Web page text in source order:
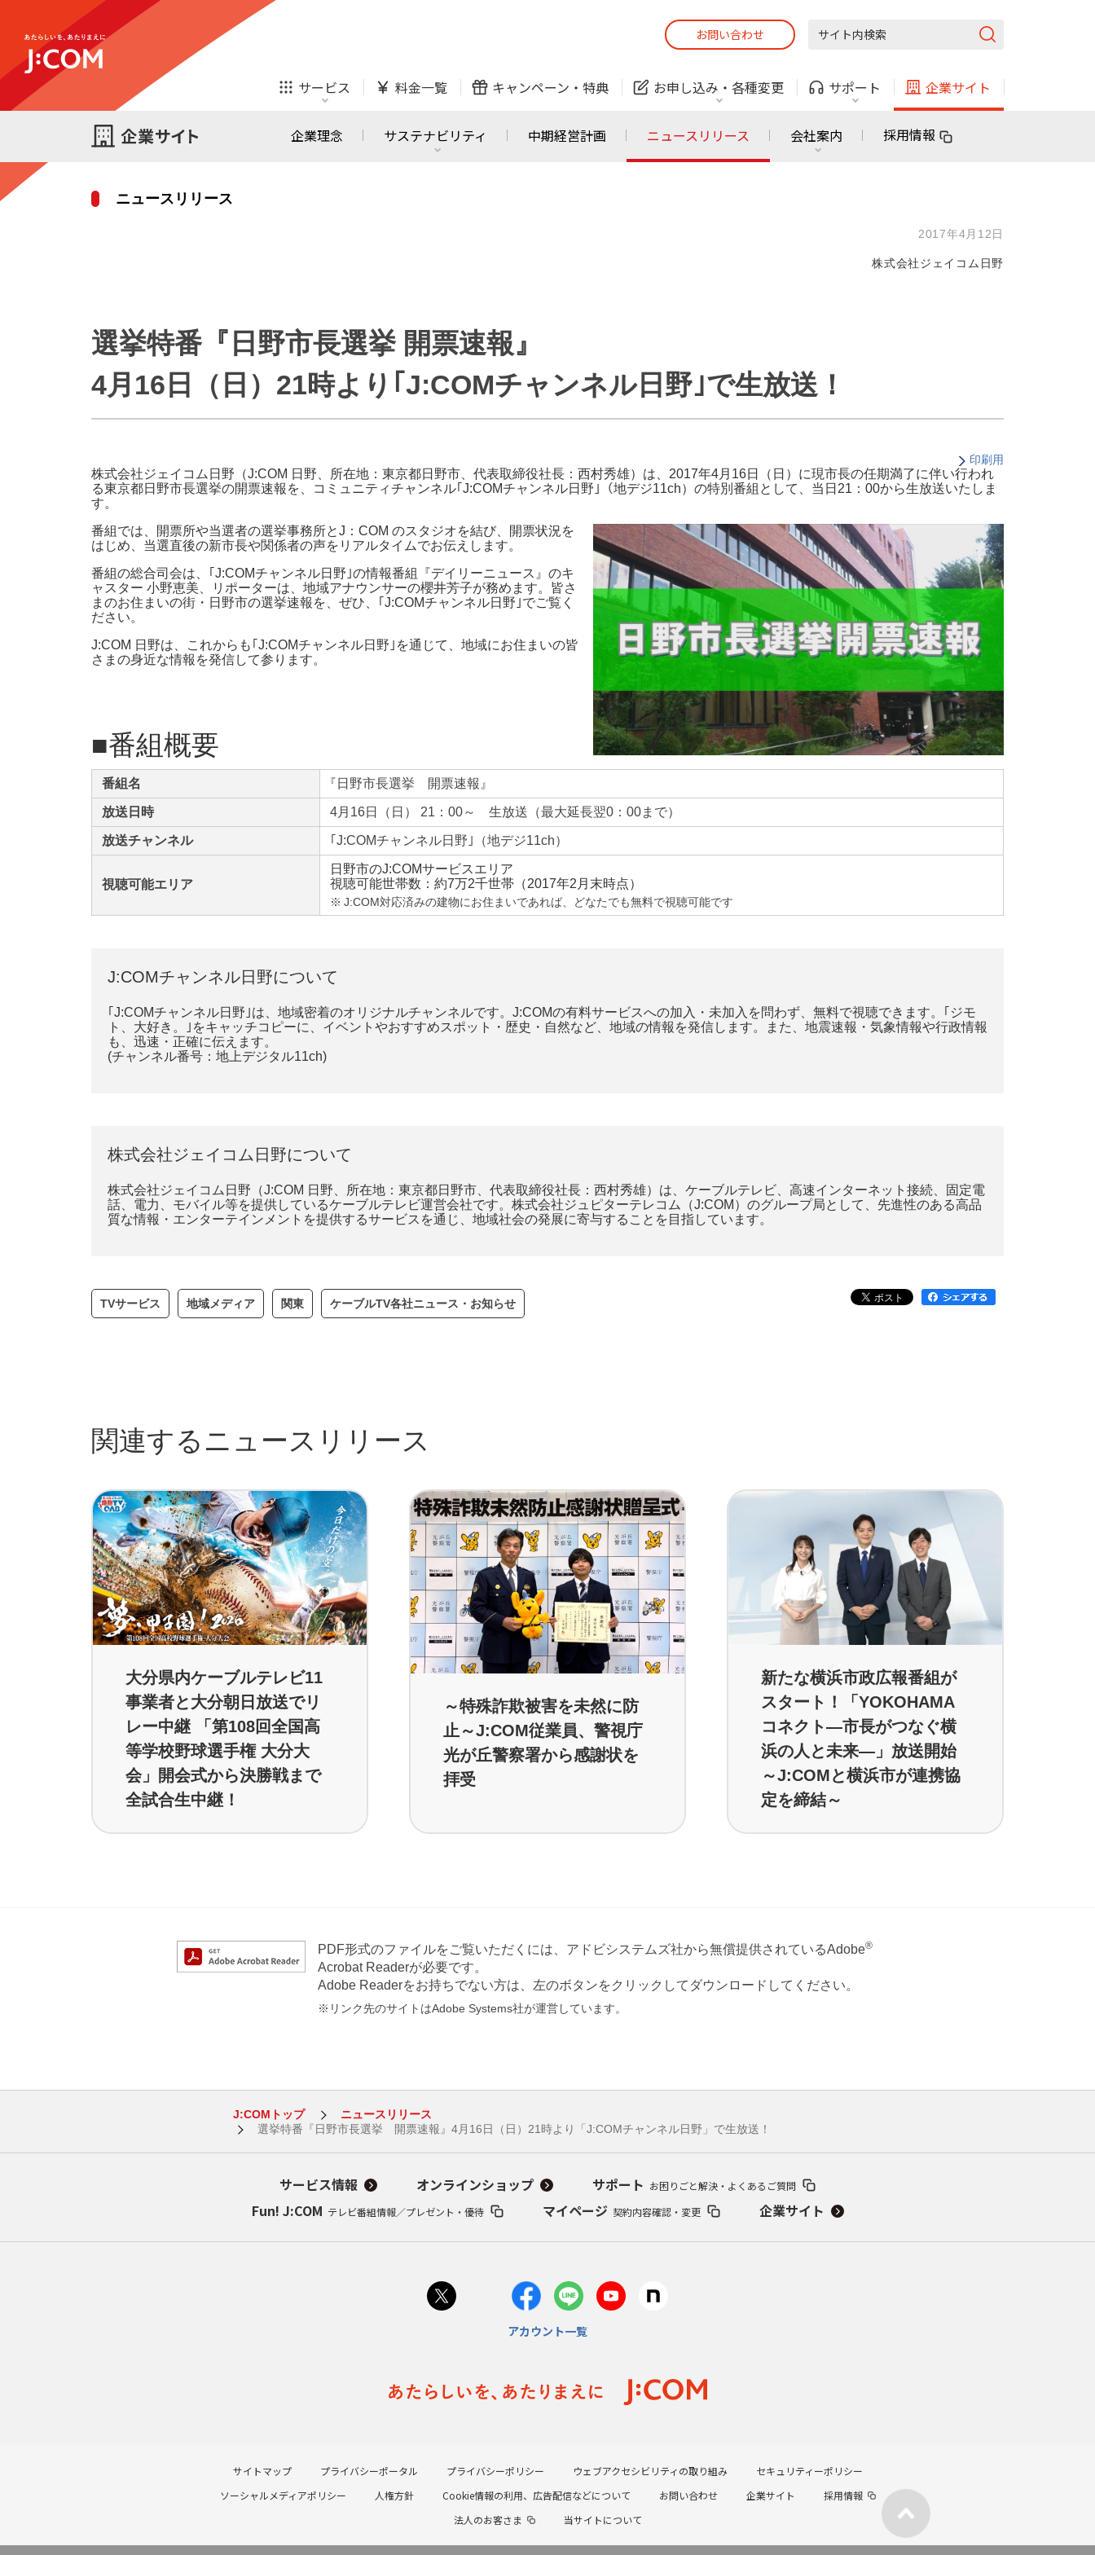
お問い合わせ
サービス 料金一覧 キャンペーン・ 特典 お申し込み・ 各種変更 サポート 企業サイト
ガス
利用できる物件も！
ガス
J:COM STREAM えんかくサポート
おうちサポート
防災情報サービス
自転車生活サポート
J:COMブックス
障害・メンテナンス情報
パーソナルID 料金・支払い
引越し・建替え
訪問・窓口
契約関連
休止・解約
テレビ でんき 固定電話
ほけん ローン 防犯カメラ
法人・自治体向けサービス
企業理念 サステナビリティ 中期経営計画 ニュースリリース 会社案内 採用情報
ニュースリリース
2017年4月12日
株式会社ジェイコム日野
選挙特番『日野市長選挙 開票速報』
4月16日（日）21時より｢J:COMチャンネル日野｣で生放送！
印刷用
株式会社ジェイコム日野（J:COM 日野、所在地：東京都日野市、代表取締役社長：西村秀雄）は、2017年4月16日（日）に現市長の任期満了に伴い行われ
る東京都日野市長選挙の開票速報を、コミュニティチャンネル｢J:COMチャンネル日野｣（地デジ11ch）の特別番組として、当日21：00から生放送いたしま
す。
番組では、開票所や当選者の選挙事務所とJ：COM のスタジオを結び、開票状況を
はじめ、当選直後の新市長や関係者の声をリアルタイムでお伝えします。
番組の総合司会は、｢J:COMチャンネル日野｣の情報番組『デイリーニュース』のキ
ャスター 小野恵美、リポーターは、地域アナウンサーの櫻井芳子が務めます。皆さ
まのお住まいの街・日野市の選挙速報を、ぜひ、｢J:COMチャンネル日野｣でご覧く
ださい。
J:COM 日野は、これからも｢J:COMチャンネル日野｣を通じて、地域にお住まいの皆
さまの身近な情報を発信して参ります。
■番組概要
番組名 『 日野市長選挙 開票速報』
放送日時 4月16日（日） 21：00～ 生放送（最大延長翌0：00まで）
放送チャンネル ｢J:COMチャンネル日野｣ （地デジ11ch）
視聴可能エリア
日野市のJ:COMサービスエリア
視聴可能世帯数：約7万2千世帯（2017年2月末時点）
※ J:COM対応済みの建物にお住まいであれば、どなたでも無料で視聴可能です
J:COMチャンネル日野について
｢J:COMチャンネル日野｣は、地域密着のオリジナルチャンネルです。J:COMの有料サービスへの加入・未加入を問わず、無料で視聴できます。｢ジモ
ト、大好き。｣をキャッチコピーに、イベントやおすすめスポット・歴史・自然など、地域の情報を発信します。また、地震速報・気象情報や行政情報
も、迅速・正確に伝えます。
(チャンネル番号：地上デジタル11ch)
株式会社ジェイコム日野について
株式会社ジェイコム日野（J:COM 日野、所在地：東京都日野市、代表取締役社長：西村秀雄）は、ケーブルテレビ、高速インターネット接続、固定電
話、電力、モバイル等を提供しているケーブルテレビ運営会社です。株式会社ジュピターテレコム（J:COM）のグループ局として、先進性のある高品
質な情報・エンターテインメントを提供するサービスを通じ、地域社会の発展に寄与することを目指しています。
TVサービス 地域メディア 関東 ケーブルTV各社ニュース・お知らせ
関連するニュースリリース
大分県内ケーブルテレビ11
事業者と大分朝日放送でリ
レー中継 「第108回全国高
等学校野球選手権 大分大
会」開会式から決勝戦まで
全試合生中継！
～特殊詐欺被害を未然に防
止～J:COM従業員、警視庁
光が丘警察署から感謝状を
拝受
新たな横浜市政広報番組が
スタート！「YOKOHAMA
コネクト―市長がつなぐ横
浜の人と未来―」放送開始
～J:COMと横浜市が連携協
定を締結～
PDF形式のファイルをご覧いただくには、アドビシステムズ社から無償提供されているAdobe®
Acrobat Readerが必要です。
Adobe Readerをお持ちでない方は、左のボタンをクリックしてダウンロードしてください。
※リンク先のサイトはAdobe Systems社が運営しています。
J:COMトップ
ニュースリリース
選挙特番『日野市長選挙 開票速報』4月16日（日）21時より「J:COMチャンネル日野」で生放送！
サービス情報 オンラインショップ サポート お困りごと解決・よくあるご質問
Fun! J:COM テレビ番組情報／プレゼント・優待 マイページ 契約内容確認・変更 企業サイト
アカウント一覧
サイトマップ プライバシーポータル プライバシーポリシー ウェブアクセシビリティの取り組み
セキュリティーポリシー
ソーシャルメディアポリシー
人権方針 Cookie情報の利用、広告配信などについて お問い合わせ 企業サイト
採用情報
法人のお客さま
当サイトについて